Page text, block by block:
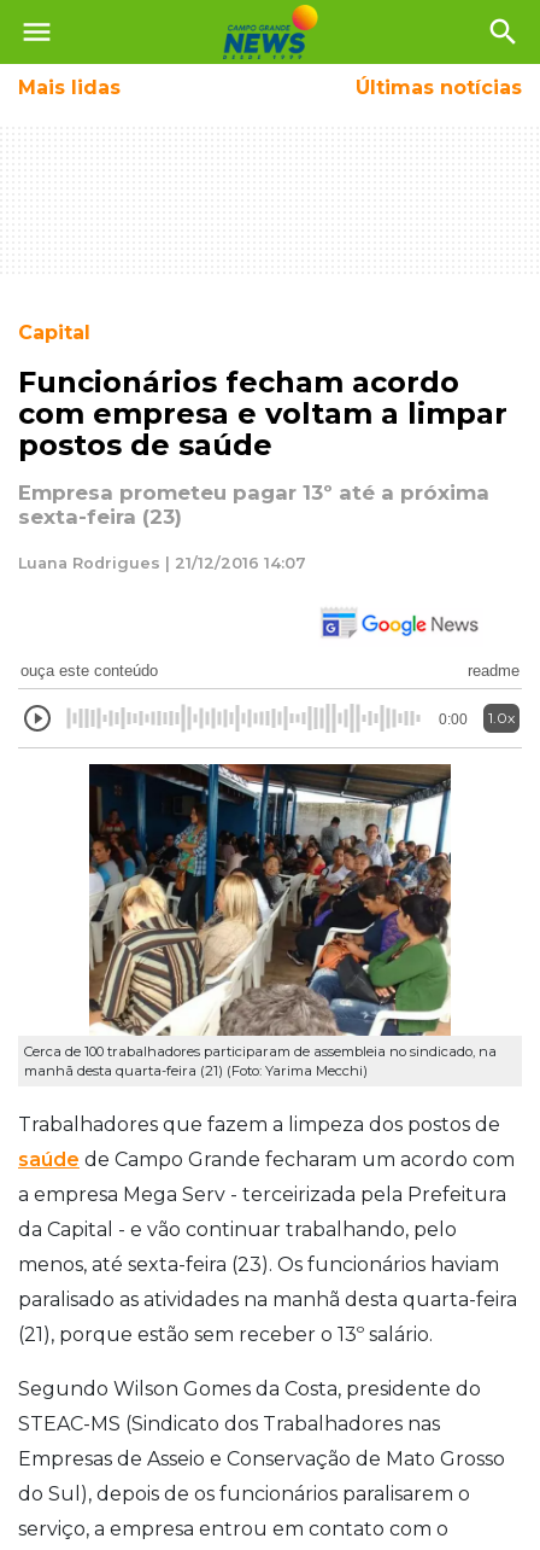
menu search
Mais lidas Últimas notícias
Capital
Funcionários fecham acordo
com empresa e voltam a limpar
postos de saúde
Empresa prometeu pagar 13º até a próxima
sexta-feira (23)
Luana Rodrigues | 21/12/2016 14:07
ouça este conteúdo readme
0:00 1.0x
Cerca de 100 trabalhadores participaram de assembleia no sindicado, na
manhã desta quarta-feira (21) (Foto: Yarima Mecchi)
Trabalhadores que fazem a limpeza dos postos de
saúde de Campo Grande fecharam um acordo com
a empresa Mega Serv - terceirizada pela Prefeitura
da Capital - e vão continuar trabalhando, pelo
menos, até sexta-feira (23). Os funcionários haviam
paralisado as atividades na manhã desta quarta-feira
(21), porque estão sem receber o 13º salário.
Segundo Wilson Gomes da Costa, presidente do
STEAC-MS (Sindicato dos Trabalhadores nas
Empresas de Asseio e Conservação de Mato Grosso
do Sul), depois de os funcionários paralisarem o
serviço, a empresa entrou em contato com o